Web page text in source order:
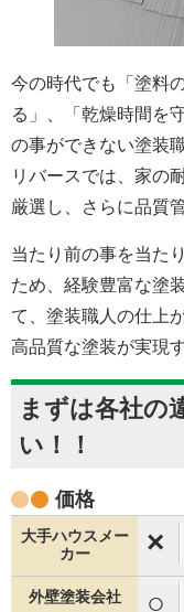
今の時代でも「塗料
る」、「乾燥時間を
の事ができない塗装
リバースでは、家の
厳選し、さらに品質
当たり前の事を当た
ため、経験豊富な塗
て、塗装職人の仕上
高品質な塗装が実現
まずは各社の
い！！
価格
×
○